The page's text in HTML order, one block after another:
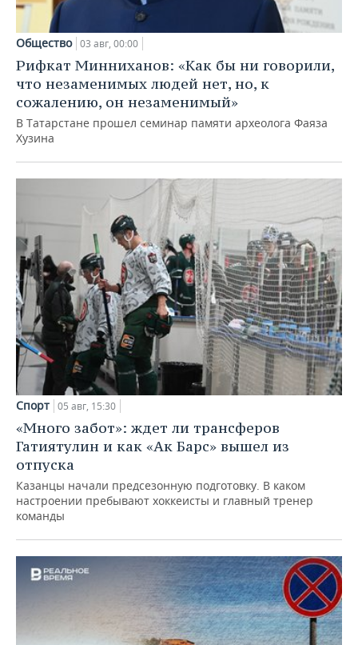
Общество 03 авг, 00:00
Рифкат Минниханов: «Как бы ни говорили,
что незаменимых людей нет, но, к
сожалению, он незаменимый»
В Татарстане прошел семинар памяти археолога Фаяза
Хузина
Спорт 05 авг, 15:30
«Много забот»: ждет ли трансферов
Гатиятулин и как «Ак Барс» вышел из
отпуска
Казанцы начали предсезонную подготовку. В каком
настроении пребывают хоккеисты и главный тренер
команды